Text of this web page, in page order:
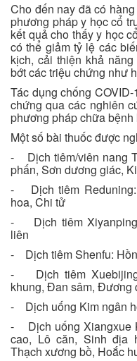
Cho đến nay đã có
phương pháp y học cổ
kết quả cho thấy y học
có thể giảm tỷ lệ các
kịch, cải thiện khả
bớt các triệu chứng như
Tác dụng chống
chứng qua các nghiên
phương pháp chữa bệnh
Một số bài thuốc được
- Dịch tiêm/viên nang
phấn, Sơn dương giác,
- Dịch tiêm Reduning:
hoa, Chi tử
- Dịch tiêm
liên
- Dịch tiêm Shenfu:
- Dịch tiêm
khung, Đan sâm, Đương
- Dịch uống Kim ngân
- Dịch uống Xiangxue
cao, Lô căn, Sinh địa
Thạch xương bồ, Hoắc